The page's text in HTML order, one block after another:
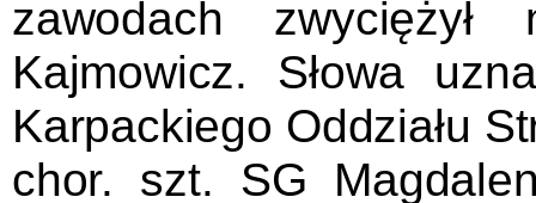
zawodach zwyciężył
Kajmowicz. Słowa
Karpackiego Oddziału
chor. szt. SG